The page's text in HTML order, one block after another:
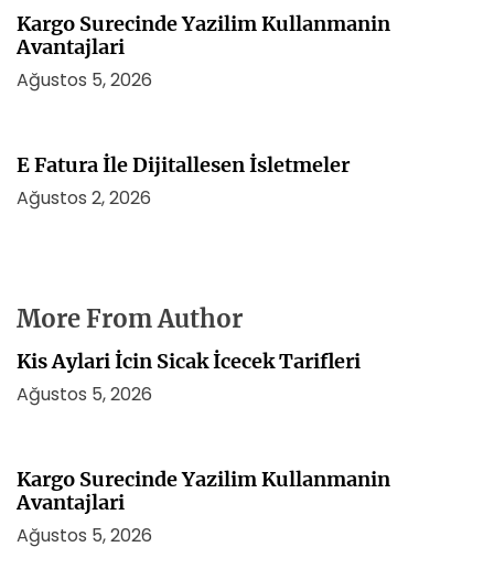
Kargo Surecinde Yazilim Kullanmanin
Avantajlari
Ağustos 5, 2026
E Fatura İle Dijitallesen İsletmeler
Ağustos 2, 2026
More From Author
Kis Aylari İcin Sicak İcecek Tarifleri
Ağustos 5, 2026
Kargo Surecinde Yazilim Kullanmanin
Avantajlari
Ağustos 5, 2026